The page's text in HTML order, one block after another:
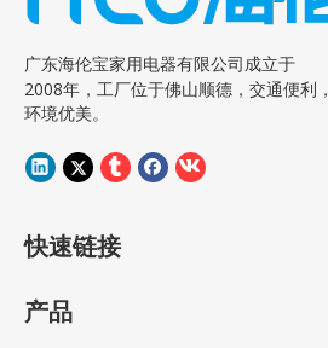
广东海伦宝家用电器有限公司成立于
2008年，工厂位于佛山顺德，交通便利，
环境优美。
快速链接
产品